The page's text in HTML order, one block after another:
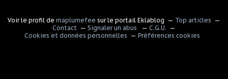
Voir le profil de maplumefee sur le portail Eklablog
Top articles
Contact
Signaler un abus
C.G.U.
Cookies et données personnelles
Préférences cookies